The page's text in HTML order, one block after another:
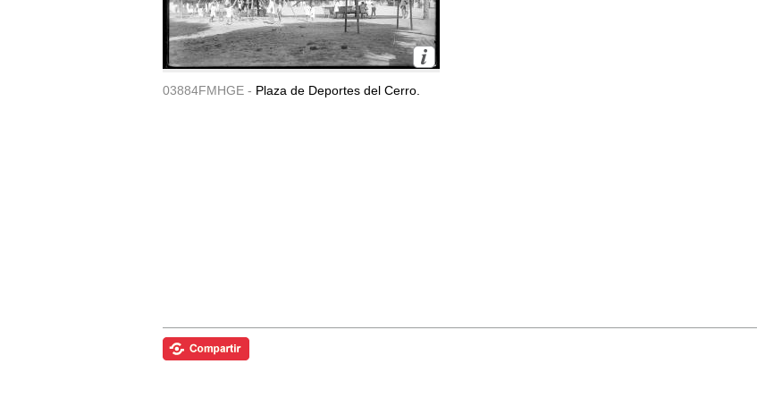
03884FMHGE - Plaza de Deportes del Cerro.